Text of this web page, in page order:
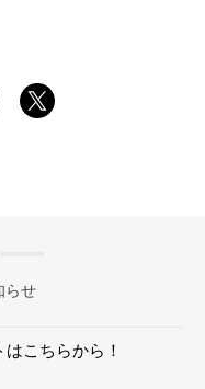
らせ
こちらから！